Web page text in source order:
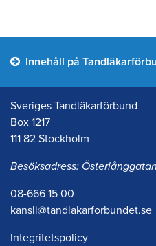
Innehåll på
Sveriges Tandläkarförbund
Box 1217
111 82 Stockholm
Besöksadress:
08-666 15 00
kansli@tandlakarforbundet.se
Integritetspolicy